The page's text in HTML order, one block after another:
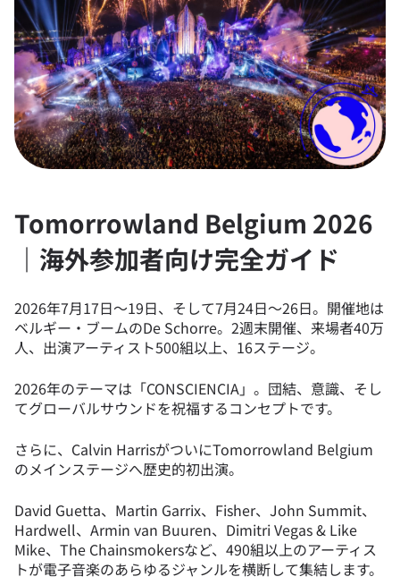
Tomorrowland Belgium 2026
｜海外参加者向け完全ガイド
2026年7月17日〜19日、そして7月24日〜26日。開催地は
ベルギー・ブームのDe Schorre。2週末開催、来場者40万
人、出演アーティスト500組以上、16ステージ。
2026年のテーマは「CONSCIENCIA」。団結、意識、そし
てグローバルサウンドを祝福するコンセプトです。
さらに、Calvin HarrisがついにTomorrowland Belgium
のメインステージへ歴史的初出演。
David Guetta、Martin Garrix、Fisher、John Summit、
Hardwell、Armin van Buuren、Dimitri Vegas & Like
Mike、The Chainsmokersなど、490組以上のアーティス
トが電子音楽のあらゆるジャンルを横断して集結します。